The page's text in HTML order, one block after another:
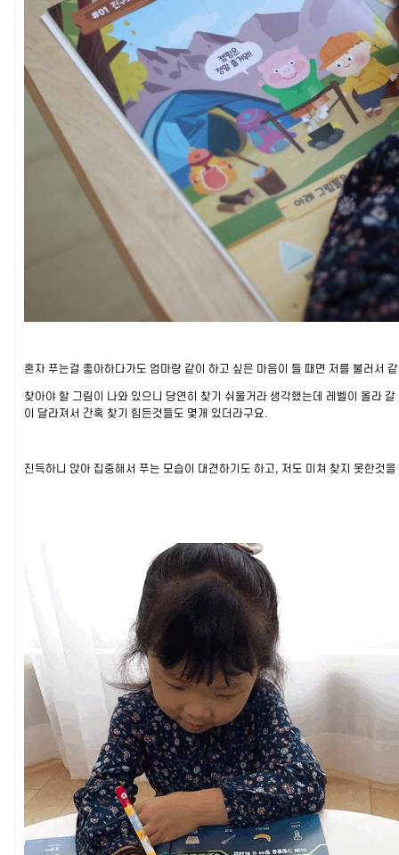
혼자 푸는걸 좋아하다가도 엄마랑 같이 하고 싶은 마음이 들 때면 저를 불러서
찾아야 할 그림이 나와 있으니 당연히 찾기 쉬울거라 생각했는데 레벨이 올라
이 달라져서 간혹 찾기 힘든것들도 몇개 있더라구요.
진득하니 앉아 집중해서 푸는 모습이 대견하기도 하고, 저도 미쳐 찾지 못한것